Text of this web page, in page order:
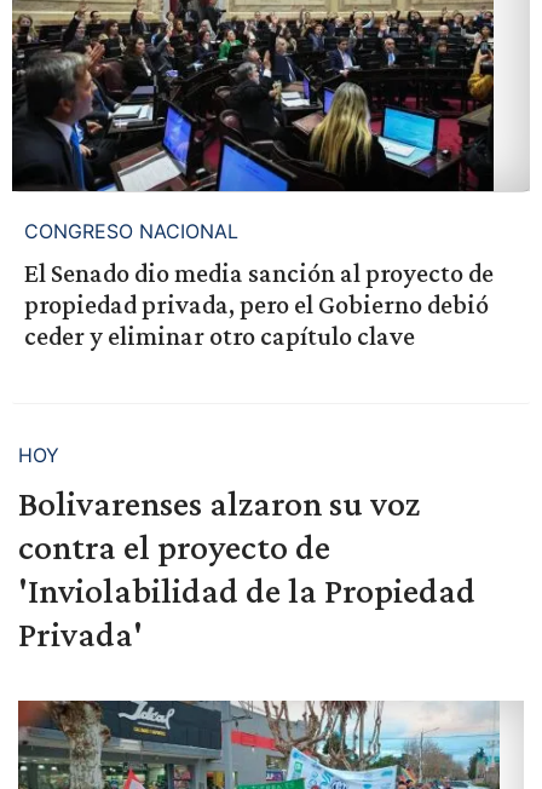
CONGRESO NACIONAL
El Senado dio media sanción al proyecto de
propiedad privada, pero el Gobierno debió
ceder y eliminar otro capítulo clave
HOY
Bolivarenses alzaron su voz
contra el proyecto de
'Inviolabilidad de la Propiedad
Privada'